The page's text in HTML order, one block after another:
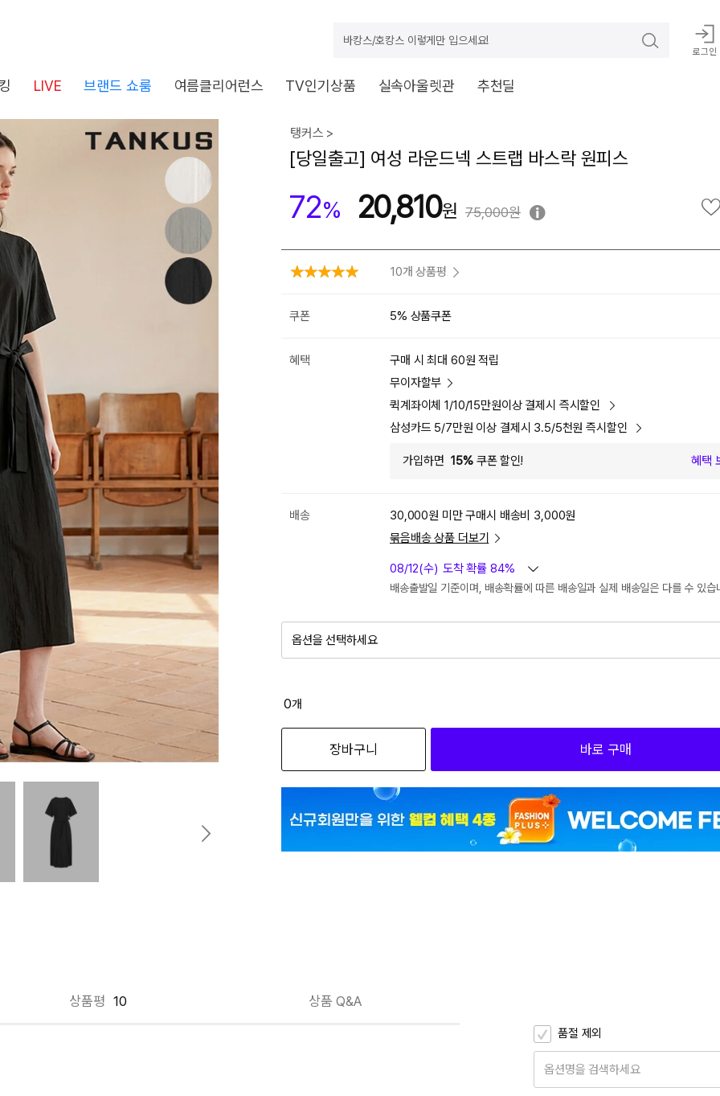
바캉스/호캉스 이렇게만 입으세요!
로그인
LIVE 브랜드 쇼룸 여름클리어런스 TV인기상품 실속아울렛관 추천딜
탱커스 >
[당일출고] 여성 라운드넥 스트랩 바스락 원피스
72% 20,810 75,000원
10개 상품평
쿠폰 5% 상품쿠폰
혜택
구매 시 최대 60원 적립
무이자할부
퀵계좌이체 1/10/15만원이상 결제시 즉시할인
삼성카드 5/7만원 이상 결제시 3.5/5천원 즉시할인
가입하면 15%쿠폰 할인! 혜택
배송 30,000원 미만 구매시 배송비 3,000원
묶음배송 상품 더보기
08/12(수) 도착 확률 84%
배송출발일 기준이며, 배송확률에 따른 배송일과 실제 배송일은 다를 수 있습
옵션을 선택하세요
BK 블랙 00F
0개
장바구니 바로 구매
상품평 10 상품 Q&A
품절 제외
옵션명을 검색하세요